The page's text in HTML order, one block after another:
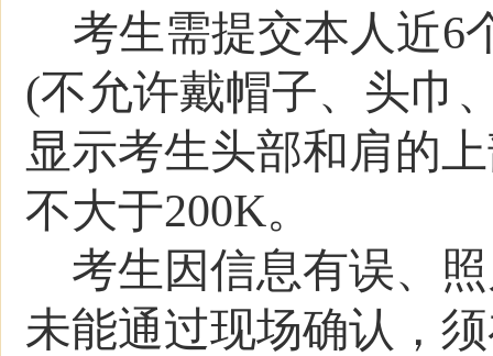
考生需提交本人近6
(不允许戴帽子、头巾
显示考生头部和肩的
不大于200K。
考生因信息有误、
未能通过现场确认，